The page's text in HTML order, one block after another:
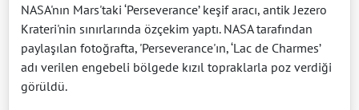
NASA'nın Mars'taki ‘Perseverance’ keşif aracı, antik Jezero
Krateri'nin sınırlarında özçekim yaptı. NASA tarafından
paylaşılan fotoğrafta, 'Perseverance'ın, ‘Lac de Charmes’
adı verilen engebeli bölgede kızıl topraklarla poz verdiği
görüldü.